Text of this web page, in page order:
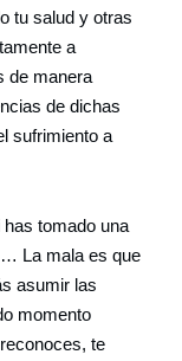
tu salud y otras
a
de manera
de dichas
sufrimiento a
has tomado una
La mala es que
asumir las
momento
te